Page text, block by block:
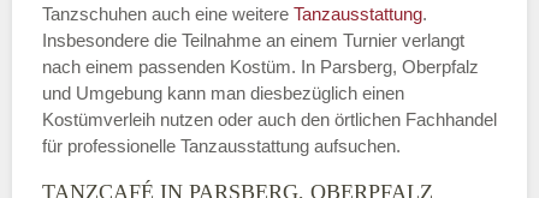
Tanzschuhen auch eine weitere Tanzausstattung.
Insbesondere die Teilnahme an einem Turnier verlangt
nach einem passenden Kostüm. In Parsberg, Oberpfalz
und Umgebung kann man diesbezüglich einen
Kostümverleih nutzen oder auch den örtlichen Fachhandel
für professionelle Tanzausstattung aufsuchen.
TANZCAFÉ IN PARSBERG, OBERPFALZ